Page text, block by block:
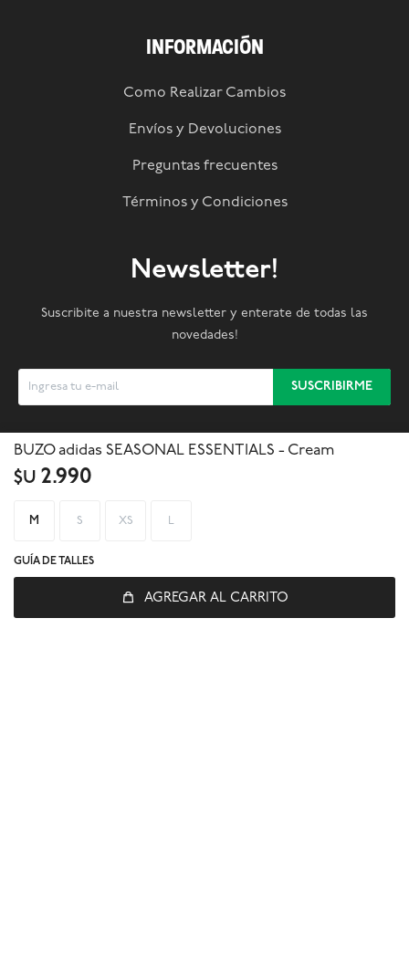
BUZO adidas SEASONAL ESSENTIALS - Cream
$U 2.990
M S XS L
GUÍA DE TALLES
AGREGAR AL CARRITO
INFORMACIÓN
Como Realizar Cambios
Envíos y Devoluciones
Preguntas frecuentes
Términos y Condiciones
Newsletter!
Suscribite a nuestra newsletter y enterate de todas las
novedades!
SUSCRIBIRME
  